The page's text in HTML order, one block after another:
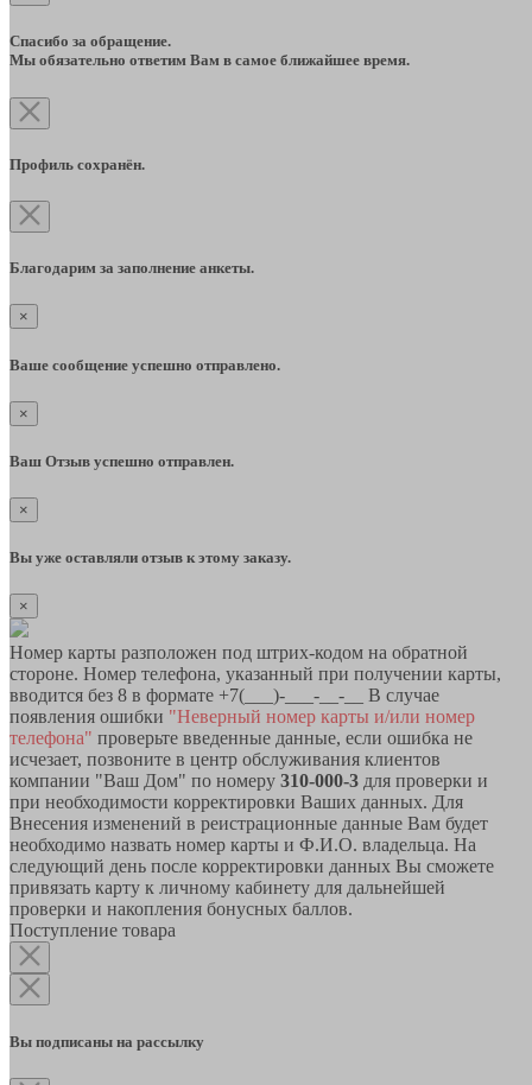
Спасибо за обращение.
Мы обязательно ответим Вам в самое ближайшее время.
Профиль сохранён.
Благодарим за заполнение анкеты.
×
Ваше сообщение успешно отправлено.
×
Ваш Отзыв успешно отправлен.
×
Вы уже оставляли отзыв к этому заказу.
×
Номер карты разположен под штрих-кодом на обратной
стороне. Номер телефона, указанный при получении карты,
вводится без 8 в формате +7(___)-___-__-__ В случае
появления ошибки "Неверный номер карты и/или номер
телефона" проверьте введенные данные, если ошибка не
исчезает, позвоните в центр обслуживания клиентов
компании "Ваш Дом" по номеру 310-000-3 для проверки и
при необходимости корректировки Ваших данных. Для
Внесения изменений в реистрационные данные Вам будет
необходимо назвать номер карты и Ф.И.О. владельца. На
следующий день после корректировки данных Вы сможете
привязать карту к личному кабинету для дальнейшей
проверки и накопления бонусных баллов.
Поступление товара
Вы подписаны на рассылку